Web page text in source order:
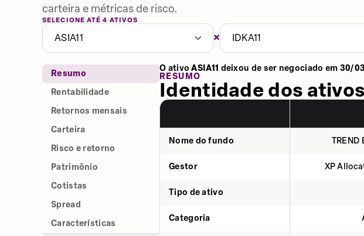
carteira e métricas de risco.
SELECIONE ATÉ 4 ATIVOS
ASIA11 × IDKA11
Resumo
Rentabilidade
Retornos mensais
Carteira
Risco e retorno
Patrimônio
Cotistas
Spread
Características
O ativoASIA11 deixou de ser negociado em 30/
RESUMO
Identidade dos
Nome do fundo TREND
Gestor XP
Tipo de ativo
Categoria